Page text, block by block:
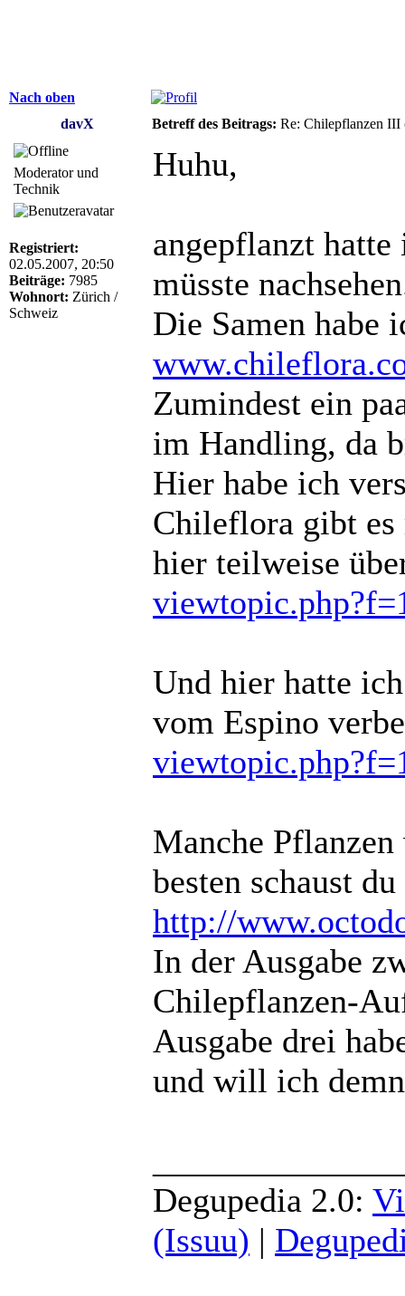
Nach oben
davX
Betreff des Beitrags: Re: Chilepflanzen III
Moderator und
Technik
Registriert:
02.05.2007, 20:50
Beiträge: 7985
Wohnort: Zürich /
Schweiz
Huhu,
angepflanzt
müsste
Die Samen habe
Zumindest ein
im Handling, da
Hier habe ich
Chileflora gibt
hier teilweise
Und hier hatte
vom Espino
Manche
besten schaust
http://
In der Ausgabe
Chilepflanzen-
Ausgabe drei
und will ich
Degupedia 2.0:
(Issuu) |